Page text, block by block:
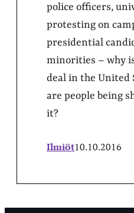
police officers,
protesting on
presidential
minorities – why
deal in the United
are people being
it?
Ilmiöt10.10.2016